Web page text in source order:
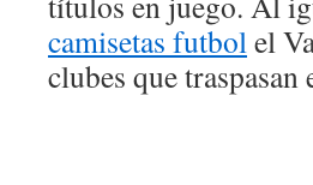
camisetas futbolel
clubes que